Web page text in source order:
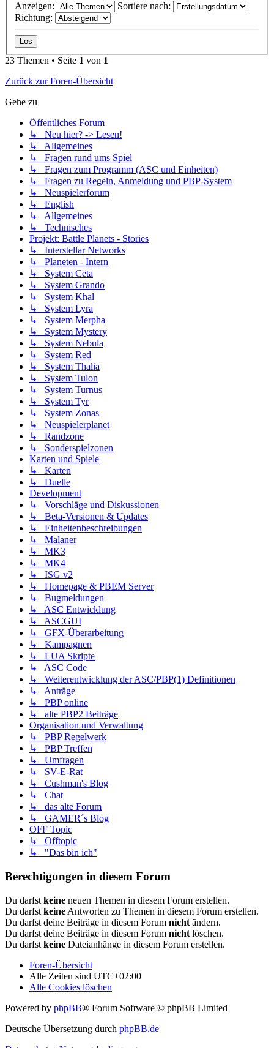
Anzeigen:
Sortiere nach:
Richtung:
23 Themen • Seite 1 von 1
Zurück zur Foren-Übersicht
Gehe zu
Öffentliches Forum
↳ Neu hier? -> Lesen!
↳ Allgemeines
↳ Fragen rund ums Spiel
↳ Fragen zum Programm (ASC und Einheiten)
↳ Fragen zu Regeln, Anmeldung und PBP-System
↳ Neuspielerforum
↳ English
↳ Allgemeines
↳ Technisches
Projekt: Battle Planets - Stories
↳ Interstellar Networks
↳ Planeten - Intern
↳ System Ceta
↳ System Grando
↳ System Khal
↳ System Lyra
↳ System Merpha
↳ System Mystery
↳ System Nebula
↳ System Red
↳ System Thalia
↳ System Tulon
↳ System Turnus
↳ System Tyr
↳ System Zonas
↳ Neuspielerplanet
↳ Randzone
↳ Sonderspielzonen
Karten und Spiele
↳ Karten
↳ Duelle
Development
↳ Vorschläge und Diskussionen
↳ Beta-Versionen & Updates
↳ Einheitenbeschreibungen
↳ Malaner
↳ MK3
↳ MK4
↳ ISG v2
↳ Homepage & PBEM Server
↳ Bugmeldungen
↳ ASC Entwicklung
↳ ASCGUI
↳ GFX-Überarbeitung
↳ Kampagnen
↳ LUA Skripte
↳ ASC Code
↳ Weiterentwicklung der ASC/PBP(1) Definitionen
↳ Anträge
↳ PBP online
↳ alte PBP2 Beiträge
Organisation und Verwaltung
↳ PBP Regelwerk
↳ PBP Treffen
↳ Umfragen
↳ SV-E-Rat
↳ Cushman's Blog
↳ Chat
↳ das alte Forum
↳ GAMER´s Blog
OFF Topic
↳ Offtopic
↳ "Das bin ich"
Berechtigungen in diesem Forum
Du darfst keine neuen Themen in diesem Forum erstellen.
Du darfst keine Antworten zu Themen in diesem Forum erstellen.
Du darfst deine Beiträge in diesem Forum nicht ändern.
Du darfst deine Beiträge in diesem Forum nicht löschen.
Du darfst keine Dateianhänge in diesem Forum erstellen.
Foren-Übersicht
Alle Zeiten sind UTC+02:00
Alle Cookies löschen
Powered by phpBB® Forum Software © phpBB Limited
Deutsche Übersetzung durch phpBB.de